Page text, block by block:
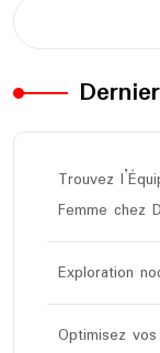
Trouvez
Femme chez
Exploration
Optimisez